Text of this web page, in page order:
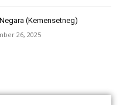
(Kemensetneg)
26, 2025